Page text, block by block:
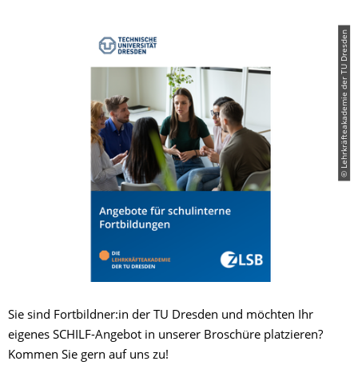
© Lehrkräfteakademie der TU Dresden
Sie sind Fortbildner:in der TU Dresden und möchten Ihr
eigenes SCHILF-Angebot in unserer Broschüre platzieren?
Kommen Sie gern auf uns zu!